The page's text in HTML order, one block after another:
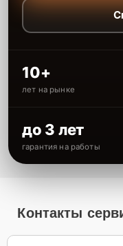
10+
лет на рынке
до 3 лет
гарантия на работы
Контакты